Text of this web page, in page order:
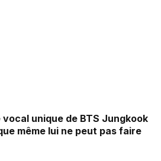
vocal unique de BTS Jungkook
même lui ne peut pas faire